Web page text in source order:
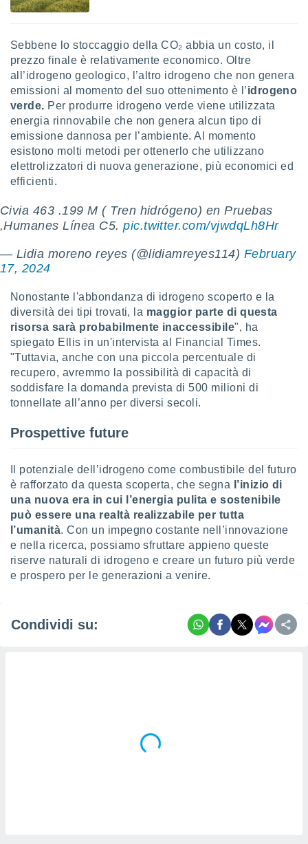
la
delle
dei
degli
nostri
Sebbene lo stoccaggio della CO₂ abbia un costo, il
prezzo finale è relativamente economico. Oltre
all’idrogeno geologico, l’altro idrogeno che non genera
emissioni al momento del suo ottenimento è l’idrogeno
verde. Per produrre idrogeno verde viene utilizzata
energia rinnovabile che non genera alcun tipo di
emissione dannosa per l’ambiente. Al momento
esistono molti metodi per ottenerlo che utilizzano
elettrolizzatori di nuova generazione, più economici ed
efficienti.
Civia 463 .199 M ( Tren hidrógeno) en Pruebas
,Humanes Línea C5.pic.twitter.com/vjwdqLh8Hr
— Lidia moreno reyes (@lidiamreyes114) February
17, 2024
Nonostante l'abbondanza di idrogeno scoperto e la
diversità dei tipi trovati, la maggior parte di questa
risorsa sarà probabilmente inaccessibile", ha
spiegato Ellis in un'intervista al Financial Times.
"Tuttavia, anche con una piccola percentuale di
recupero, avremmo la possibilità di capacità di
soddisfare la domanda prevista di 500 milioni di
tonnellate all’anno per diversi secoli.
Prospettive future
Il potenziale dell’idrogeno come combustibile del futuro
è rafforzato da questa scoperta, che segna l’inizio di
una nuova era in cui l’energia pulita e sostenibile
può essere una realtà realizzabile per tutta
l’umanità. Con un impegno costante nell’innovazione
e nella ricerca, possiamo sfruttare appieno queste
riserve naturali di idrogeno e creare un futuro più verde
e prospero per le generazioni a venire.
Condividi su: